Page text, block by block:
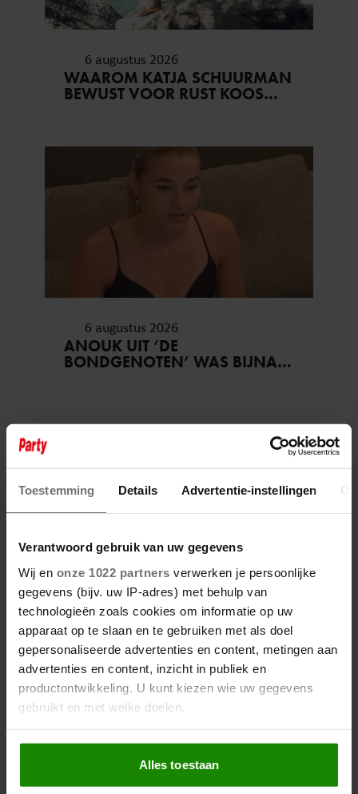
Toestemming Details Advertentie-instellingen
Verantwoord gebruik van uw gegevens
Wij en onze 1022 partners verwerken je persoonlijke
gegevens (bijv. uw IP-adres) met behulp van
technologieën zoals cookies om informatie op uw
apparaat op te slaan en te gebruiken met als doel
gepersonaliseerde advertenties en content, metingen aan
advertenties en content, inzicht in publiek en
productontwikkeling. U kunt kiezen wie uw gegevens
gebruikt en met welke doelen.
Als u het toestaat, willen we ook graag:
Informatie verzamelen over uw geografische
locatie, die tot een paar meter nauwkeurig kan zijn
Alles toestaan
6 augustus 2026
WAAROM KATJA SCHUURMAN
BEWUST VOOR RUST KOOS…
6 augustus 2026
ANOUK UIT ‘DE
BONDGENOTEN’ WAS BIJNA